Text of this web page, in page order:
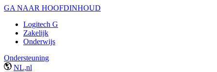
GA NAAR HOOFDINHOUD
Logitech G
Zakelijk
Onderwijs
Ondersteuning
NL,nl